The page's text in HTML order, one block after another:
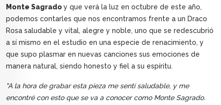
Monte Sagrado y que verá la luz en octubre de este año,
podemos contarles que nos encontramos frente a un Draco
Rosa saludable y vital, alegre y noble, uno que se redescubrió
a sí mismo en el estudio en una especie de renacimiento, y
que supo plasmar en nuevas canciones sus emociones de
manera natural, siendo honesto y fiel a su espíritu.
"A la hora de grabar esta pieza me sentí saludable, y me
encontré con esto que se va a conocer como Monte Sagrado.